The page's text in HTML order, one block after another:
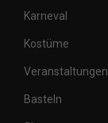
Karneval
Kostüme
Veranstaltungen
Basteln